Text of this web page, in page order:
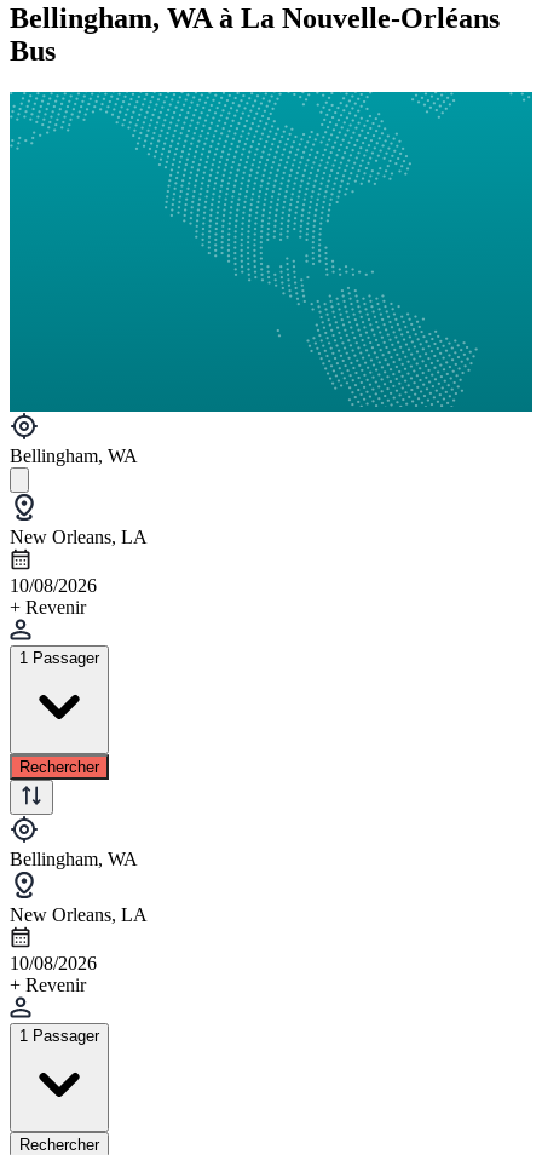
Bellingham, WA à La Nouvelle-Orléans
Bus
Bellingham, WA
New Orleans, LA
10/08/2026
+ Revenir
1 Passager
Rechercher
Bellingham, WA
New Orleans, LA
10/08/2026
+ Revenir
1 Passager
Rechercher